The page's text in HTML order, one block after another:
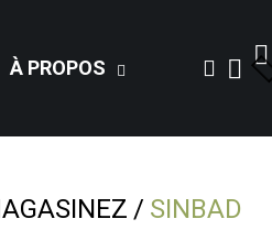
À PROPOS
SINBAD